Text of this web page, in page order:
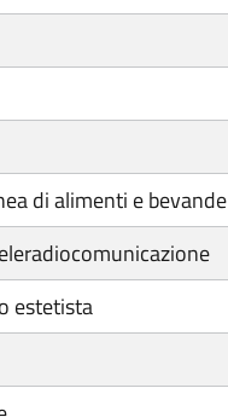
di alimenti e bevande
estetista